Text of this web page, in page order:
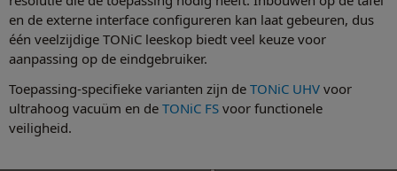
en de externe interface configureren kan laat gebeuren, dus
één veelzijdige TONiC leeskop biedt veel keuze voor
aanpassing op de eindgebruiker.
Toepassing-specifieke varianten zijn de TONiC UHV voor
ultrahoog vacuüm en de TONiC FS voor functionele
veiligheid.